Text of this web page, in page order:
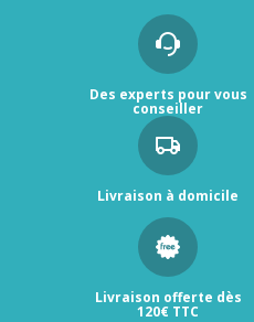
Des experts pour vous
conseiller
Livraison à domicile
Livraison offerte dès
120€ TTC